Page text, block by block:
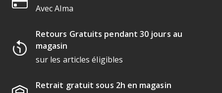
Avec Alma
Retours Gratuits pendant 30 jours au
magasin
sur les articles éligibles
Retrait gratuit sous 2h en magasin